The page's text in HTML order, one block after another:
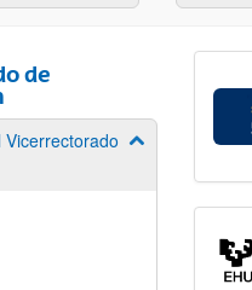
de
Mostrar/ocultar